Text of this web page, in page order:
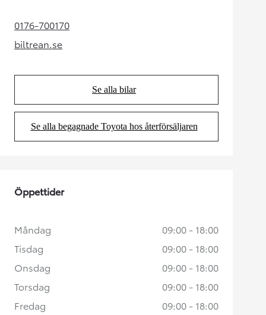
0176-700170(Opens in new tab)
biltrean.se(Opens in new tab)
Se alla bilar
(Opens in new tab)
Se alla begagnade Toyota hos återförsäljaren
(Opens in new tab)
Öppettider
Måndag
09:00 - 18:00
Tisdag
09:00 - 18:00
Onsdag
09:00 - 18:00
Torsdag
09:00 - 18:00
Fredag
09:00 - 18:00